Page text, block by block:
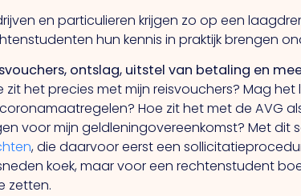
en particulieren krijgen zo op een
hun kennis in praktijk brengen
ontslag, uitstel van betaling en
zit het precies met mijn reisvouchers? Mag
Hoe zit het met de AVG
voor mijn geldleningovereenkomst? Met
, die daarvoor eerst een
koek, maar voor een rechtenstudent
zetten.